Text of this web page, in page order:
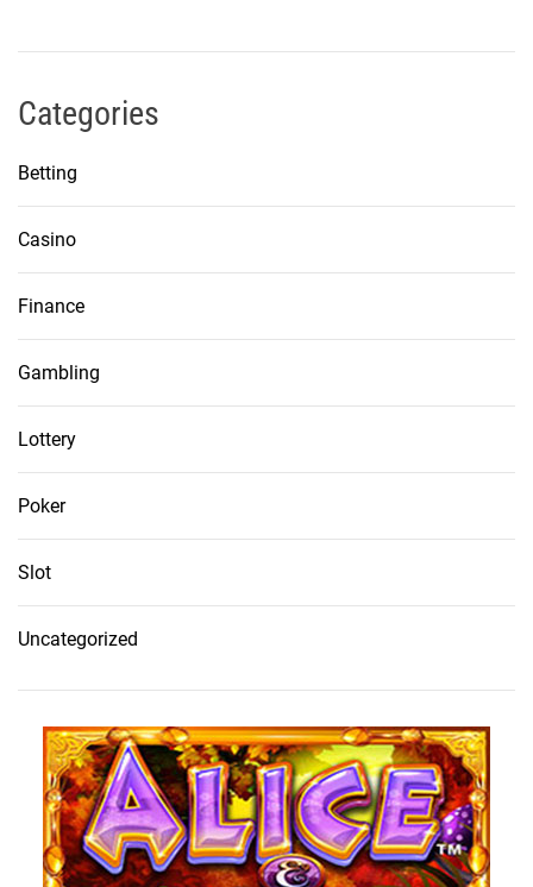
Categories
Betting
Casino
Finance
Gambling
Lottery
Poker
Slot
Uncategorized